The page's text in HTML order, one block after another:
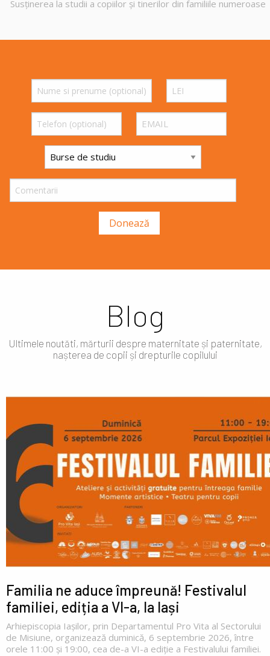
Susținerea la studii a copiilor și tinerilor din familiile numeroase
Blog
Ultimele noutăti, mărturii despre maternitate și paternitate,
nașterea de copii și drepturile copilului
Familia ne aduce împreună! Festivalul
familiei, ediția a VI-a, la Iași
Arhiepiscopia Iașilor, prin Departamentul Pro Vita al Sectorului
de Misiune, organizează duminică, 6 septembrie 2026, între
orele 11:00 și 19:00, cea de-a VI-a ediție a Festivalului familiei.